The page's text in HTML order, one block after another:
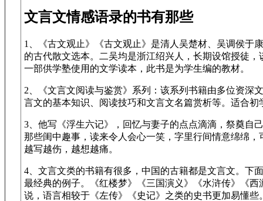
文言文情感语录的书有那些
1、《古文观止》《古文观止》是清人吴楚材、吴调侯于
的古代散文选本。二吴均是浙江绍兴人，长期设馆授徒
一部供学塾使用的文学读本，此书是为学生编的教材。
2、《文言文阅读与鉴赏》系列：该系列书籍由多位资深
言文的基本知识、阅读技巧和文言文名篇赏析等。适合
3、他写《浮生六记》，回忆与妻子的点点滴滴，祭奠自
那些闺中趣事，读来令人会心一笑，字里行间情意绵绵
越写越伤，越想越痛。
4、文言文类的书籍有很多，中国的古籍都是文言文。下
最经典的例子。《红楼梦》《三国演义》《水浒传》《
说，语言相较于《左传》《史记》之类的史书更加易懂些